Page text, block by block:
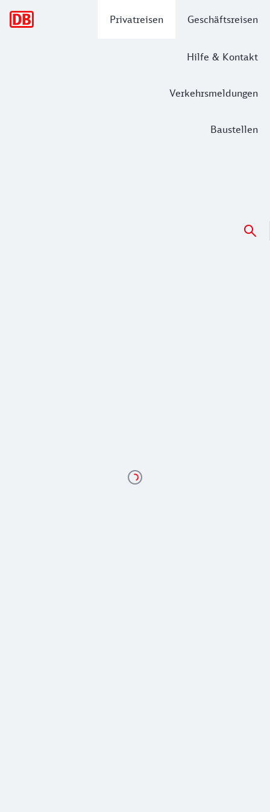
Privatreisen Geschäftsreisen
Hilfe & Kontakt
Verkehrsmeldungen
Baustellen